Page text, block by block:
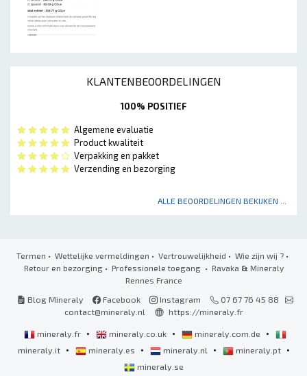
KLANTENBEOORDELINGEN
100% POSITIEF
Algemene evaluatie
Product kwaliteit
Verpakking en pakket
Verzending en bezorging
ALLE BEOORDELINGEN BEKIJKEN ...
Termen • Wettelijke vermeldingen • Vertrouwelijkheid • Wie zijn wij ? •
Retour en bezorging• Professionele toegang • Ravaka & Mineraly
Rennes France
Blog Mineraly
Facebook Instagram
07 67 76 45 88
contact@mineraly.nl
https://mineraly.fr
mineraly.fr • mineraly.co.uk • mineraly.com.de •
mineraly.it • mineraly.es • mineraly.nl • mineraly.pt •
mineraly.se